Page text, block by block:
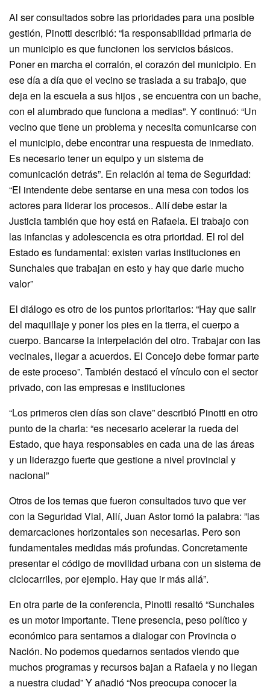
Al ser consultados sobre las prioridades para una posible
gestión, Pinotti describió: “la responsabilidad primaria de
un municipio es que funcionen los servicios básicos.
Poner en marcha el corralón, el corazón del municipio. En
ese día a día que el vecino se traslada a su trabajo, que
deja en la escuela a sus hijos , se encuentra con un bache,
con el alumbrado que funciona a medias”. Y continuó: “Un
vecino que tiene un problema y necesita comunicarse con
el municipio, debe encontrar una respuesta de inmediato.
Es necesario tener un equipo y un sistema de
comunicación detrás”. En relación al tema de Seguridad:
“El intendente debe sentarse en una mesa con todos los
actores para liderar los procesos.. Allí debe estar la
Justicia también que hoy está en Rafaela. El trabajo con
las infancias y adolescencia es otra prioridad. El rol del
Estado es fundamental: existen varias instituciones en
Sunchales que trabajan en esto y hay que darle mucho
valor”
El diálogo es otro de los puntos prioritarios: “Hay que salir
del maquillaje y poner los pies en la tierra, el cuerpo a
cuerpo. Bancarse la interpelación del otro. Trabajar con las
vecinales, llegar a acuerdos. El Concejo debe formar parte
de este proceso”. También destacó el vínculo con el sector
privado, con las empresas e instituciones
“Los primeros cien días son clave” describió Pinotti en otro
punto de la charla: “es necesario acelerar la rueda del
Estado, que haya responsables en cada una de las áreas
y un liderazgo fuerte que gestione a nivel provincial y
nacional”
Otros de los temas que fueron consultados tuvo que ver
con la Seguridad Vial, Allí, Juan Astor tomó la palabra: ”las
demarcaciones horizontales son necesarias. Pero son
fundamentales medidas más profundas. Concretamente
presentar el código de movilidad urbana con un sistema de
ciclocarriles, por ejemplo. Hay que ir más allá”.
En otra parte de la conferencia, Pinotti resaltó “Sunchales
es un motor importante. Tiene presencia, peso político y
económico para sentarnos a dialogar con Provincia o
Nación. No podemos quedarnos sentados viendo que
muchos programas y recursos bajan a Rafaela y no llegan
a nuestra ciudad” Y añadió “Nos preocupa conocer la